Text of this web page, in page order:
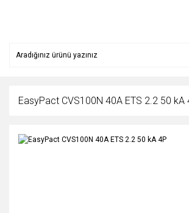
EasyPact CVS100N 40A ETS 2.2 50 kA